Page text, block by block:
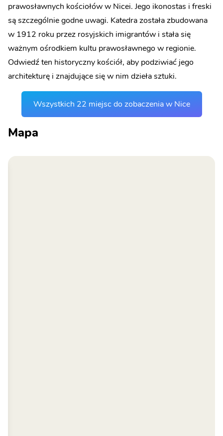
prawosławnych kościołów w Nicei. Jego ikonostas i freski
są szczególnie godne uwagi. Katedra została zbudowana
w 1912 roku przez rosyjskich imigrantów i stała się
ważnym ośrodkiem kultu prawosławnego w regionie.
Odwiedź ten historyczny kościół, aby podziwiać jego
architekturę i znajdujące się w nim dzieła sztuki.
Wszystkich 22 miejsc do zobaczenia w Nice
Mapa